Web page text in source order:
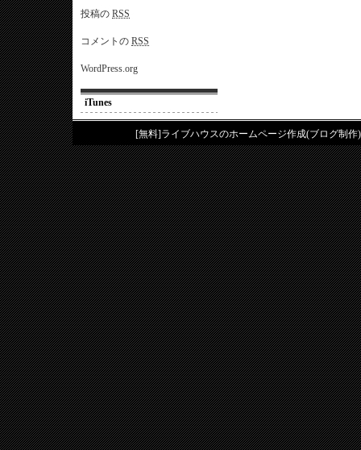
投稿の RSS
コメントの RSS
WordPress.org
iTunes
[無料]ライブハウスのホームページ作成(ブログ制